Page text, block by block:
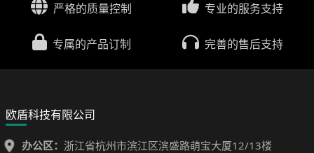
严格的质量控制 专业的服务支持
专属的产品订制 完善的售后支持
欧盾科技有限公司
办公区： 浙江省杭州市滨江区滨盛路萌宝大厦12/13楼